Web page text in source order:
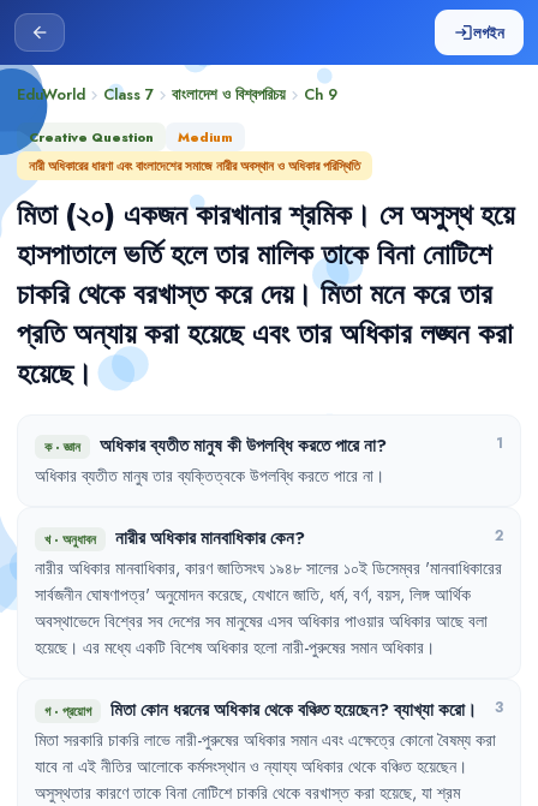
arrow_back loginলগইন
EduWorld chevron_right Class 7 chevron_right বাংলাদেশ ও বিশ্বপরিচয় chevron_right Ch 9
Creative Question
Medium
নারী অধিকারের ধারণা এবং বাংলাদেশের সমাজে নারীর অবস্থান ও অধিকার পরিস্থিতি
মিতা (২০) একজন কারখানার শ্রমিক। সে অসুস্থ হয়ে
হাসপাতালে ভর্তি হলে তার মালিক তাকে বিনা নোটিশে
চাকরি থেকে বরখাস্ত করে দেয়। মিতা মনে করে তার
প্রতি অন্যায় করা হয়েছে এবং তার অধিকার লঙ্ঘন করা
হয়েছে।
ক·জ্ঞান অধিকারব্যতীতমানুষকীউপলব্ধিকরতেপারেনা? 1
অধিকার ব্যতীত মানুষ তার ব্যক্তিত্বকে উপলব্ধি করতে পারে না ।
খ· অনুধাবন নারীরঅধিকারমানবাধিকারকেন? 2
নারীর অধিকার মানবাধিকার, কারণ জাতিসংঘ ১৯৪৮ সালের ১০ই ডিসেম্বর 'মানবাধিকারের
সার্বজনীন ঘোষণাপত্র' অনুমোদন করেছে, যেখানে জাতি, ধর্ম, বর্ণ, বয়স, লিঙ্গ আর্থিক
অবস্থাভেদে বিশ্বের সব দেশের সব মানুষের এসব অধিকার পাওয়ার অধিকার আছে বলা
হয়েছে । এর মধ্যে একটি বিশেষ অধিকার হলো নারী-পুরুষের সমান অধিকার ।
গ· প্রয়োগ মিতাকোনধরনেরঅধিকারথেকেবঞ্চিতহয়েছেন?ব্যাখ্যাকরো। 3
মিতা সরকারি চাকরি লাভে নারী-পুরুষের অধিকার সমান এবং এক্ষেত্রে কোনো বৈষম্য করা
যাবে না এই নীতির আলোকে কর্মসংস্থান ও ন্যায্য অধিকার থেকে বঞ্চিত হয়েছেন।
অসুস্থতার কারণে তাকে বিনা নোটিশে চাকরি থেকে বরখাস্ত করা হয়েছে, যা শ্রম